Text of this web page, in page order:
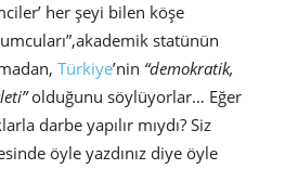
her şeyi bilen köşe
statünün
Türkiye’nin “demokratik,
olduğunu söylüyorlar… Eğer
darbe yapılır mıydı? Siz
öyle yazdınız diye öyle